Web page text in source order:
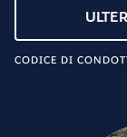
CODICE DI